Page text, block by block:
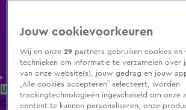
Uitzending Gemist Populaire programma's Zenders
ClipsFilmsRadioSmart TV inlogShop
Jouw cookievoorkeuren
Wij en onze29 partners gebruiken cookies en
technieken om informatie te verzamelen over
van onze website(s), jouw gedrag en jouw
„Alle cookies accepteren” selecteert, worden
trackingtechnologieën ingeschakeld om onze
content te kunnen personaliseren, onze